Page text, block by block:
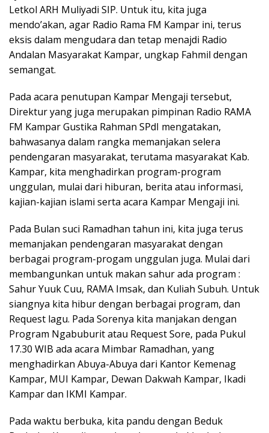
Letkol ARH Muliyadi SIP. Untuk itu, kita juga
mendo’akan, agar Radio Rama FM Kampar ini, terus
eksis dalam mengudara dan tetap menajdi Radio
Andalan Masyarakat Kampar, ungkap Fahmil dengan
semangat.
Pada acara penutupan Kampar Mengaji tersebut,
Direktur yang juga merupakan pimpinan Radio RAMA
FM Kampar Gustika Rahman SPdI mengatakan,
bahwasanya dalam rangka memanjakan selera
pendengaran masyarakat, terutama masyarakat Kab.
Kampar, kita menghadirkan program-program
unggulan, mulai dari hiburan, berita atau informasi,
kajian-kajian islami serta acara Kampar Mengaji ini.
Pada Bulan suci Ramadhan tahun ini, kita juga terus
memanjakan pendengaran masyarakat dengan
berbagai program-progam unggulan juga. Mulai dari
membangunkan untuk makan sahur ada program :
Sahur Yuuk Cuu, RAMA Imsak, dan Kuliah Subuh. Untuk
siangnya kita hibur dengan berbagai program, dan
Request lagu. Pada Sorenya kita manjakan dengan
Program Ngabuburit atau Request Sore, pada Pukul
17.30 WIB ada acara Mimbar Ramadhan, yang
menghadirkan Abuya-Abuya dari Kantor Kemenag
Kampar, MUI Kampar, Dewan Dakwah Kampar, Ikadi
Kampar dan IKMI Kampar.
Pada waktu berbuka, kita pandu dengan Beduk